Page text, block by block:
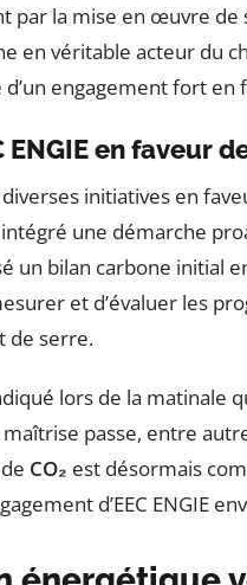
par la mise en œuvre de
en véritable acteur du
engagement fort en
ENGIE en faveur
diverses initiatives en
intégré une démarche
un bilan carbone initial
et d’évaluer les
de serre.
lors de la matinale
passe, entre
CO₂ est désormais
d’EEC ENGIE